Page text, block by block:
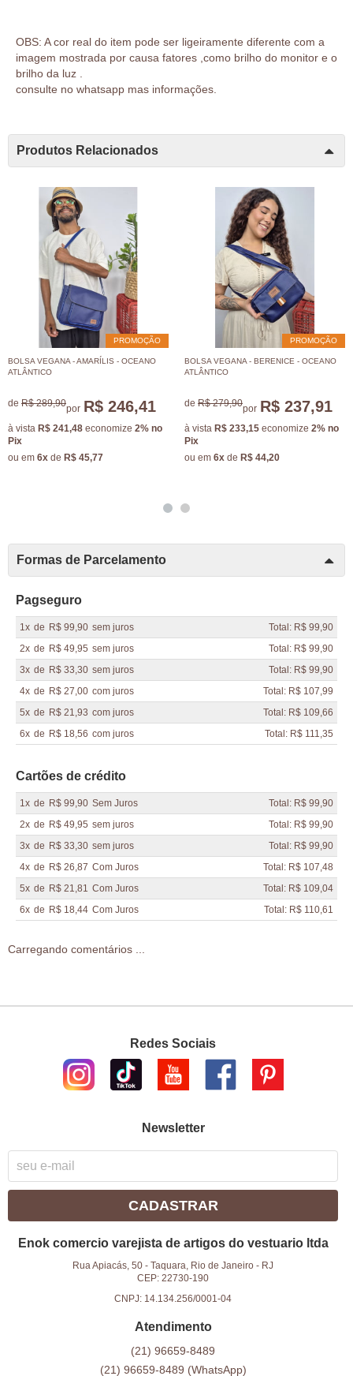
OBS: A cor real do item pode ser ligeiramente diferente com a
imagem mostrada por causa fatores ,como brilho do monitor e o
brilho da luz .
consulte no whatsapp mas informações.
Produtos Relacionados
PROMOÇÃO
BOLSA VEGANA - AMARÍLIS - OCEANO
ATLÂNTICO
de R$ 289,90por R$ 246,41
à vista R$ 241,48 economize 2% no
Pix
ou em 6x de R$ 45,77
PROMOÇÃO
BOLSA VEGANA - BERENICE - OCEANO
ATLÂNTICO
de R$ 279,90por R$ 237,91
à vista R$ 233,15 economize 2% no
Pix
ou em 6x de R$ 44,20
Formas de Parcelamento
Pagseguro
1x de R$ 99,90 sem juros
Total: R$ 99,90
2x de R$ 49,95 sem juros
Total: R$ 99,90
3x de R$ 33,30 sem juros
Total: R$ 99,90
4x de R$ 27,00 com juros
Total: R$ 107,99
5x de R$ 21,93 com juros
Total: R$ 109,66
6x de R$ 18,56 com juros Total: R$ 111,35
Cartões de crédito
1x de R$ 99,90 Sem Juros
Total: R$ 99,90
2x de R$ 49,95 sem juros
Total: R$ 99,90
3x de R$ 33,30 sem juros
Total: R$ 99,90
4x de R$ 26,87 Com Juros
Total: R$ 107,48
5x de R$ 21,81 Com Juros
Total: R$ 109,04
6x de R$ 18,44 Com Juros Total: R$ 110,61
Carregando comentários ...
Redes Sociais
Newsletter
CADASTRAR
Enok comercio varejista de artigos do vestuario ltda
Rua Apiacás, 50 -Taquara, Rio de Janeiro - RJ
CEP: 22730-190
CNPJ: 14.134.256/0001-04
Atendimento
(21) 96659-8489
(21) 96659-8489 (WhatsApp)